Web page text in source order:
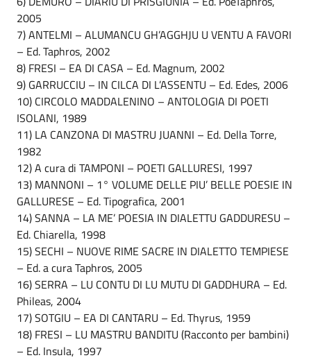
2005
7) ANTELMI – ALUMANCU GH’AGGHJU U VENTU A FAVORI
– Ed. Taphros, 2002
8) FRESI – EA DI CASA – Ed. Magnum, 2002
9) GARRUCCIU – IN CILCA DI L’ASSENTU – Ed. Edes, 2006
10) CIRCOLO MADDALENINO – ANTOLOGIA DI POETI
ISOLANI, 1989
11) LA CANZONA DI MASTRU JUANNI – Ed. Della Torre,
1982
12) A cura di TAMPONI – POETI GALLURESI, 1997
13) MANNONI – 1° VOLUME DELLE PIU’ BELLE POESIE IN
GALLURESE – Ed. Tipografica, 2001
14) SANNA – LA ME’ POESIA IN DIALETTU GADDURESU –
Ed. Chiarella, 1998
15) SECHI – NUOVE RIME SACRE IN DIALETTO TEMPIESE
– Ed. a cura Taphros, 2005
16) SERRA – LU CONTU DI LU MUTU DI GADDHURA – Ed.
Phileas, 2004
17) SOTGIU – EA DI CANTARU – Ed. Thyrus, 1959
18) FRESI – LU MASTRU BANDITU (Racconto per bambini)
– Ed. Insula, 1997